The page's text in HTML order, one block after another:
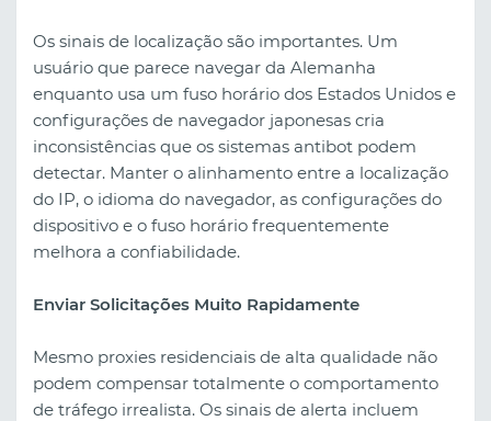
Os sinais de localização são importantes. Um
usuário que parece navegar da Alemanha
enquanto usa um fuso horário dos Estados Unidos e
configurações de navegador japonesas cria
inconsistências que os sistemas antibot podem
detectar. Manter o alinhamento entre a localização
do IP, o idioma do navegador, as configurações do
dispositivo e o fuso horário frequentemente
melhora a confiabilidade.
Enviar Solicitações Muito Rapidamente
Mesmo proxies residenciais de alta qualidade não
podem compensar totalmente o comportamento
de tráfego irrealista. Os sinais de alerta incluem